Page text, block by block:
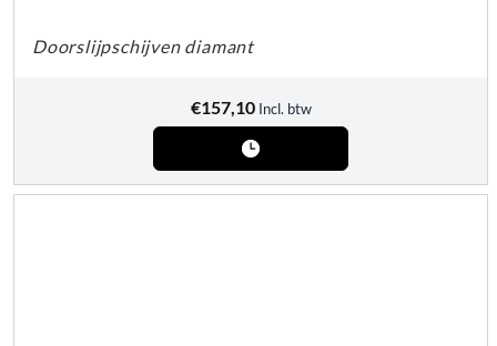
Doorslijpschijven diamant
€157,10 Incl. btw